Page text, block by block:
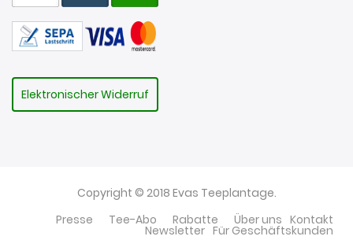
Elektronischer Widerruf
Copyright © 2018 Evas Teeplantage.
Kontakt
Über uns
Rabatte
Tee-Abo
Presse
Für Geschäftskunden
Newsletter